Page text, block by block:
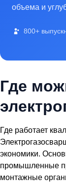
объема и
800+
Где
Где работает
экономики.
промышленные
монтажные